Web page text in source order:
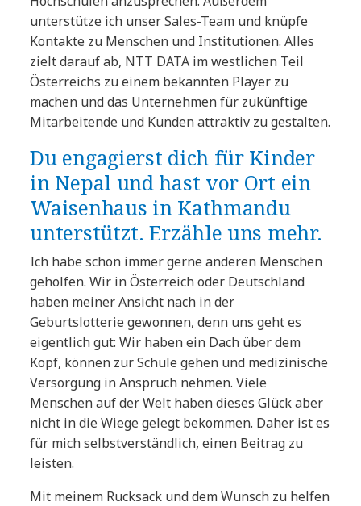
unterstütze ich unser Sales-Team und knüpfe
Kontakte zu Menschen und Institutionen. Alles
zielt darauf ab, NTT DATA im westlichen Teil
Österreichs zu einem bekannten Player zu
machen und das Unternehmen für zukünftige
Mitarbeitende und Kunden attraktiv zu gestalten.
Du engagierst dich für Kinder
in Nepal und hast vor Ort ein
Waisenhaus in Kathmandu
unterstützt. Erzähle uns mehr.
Ich habe schon immer gerne anderen Menschen
geholfen. Wir in Österreich oder Deutschland
haben meiner Ansicht nach in der
Geburtslotterie gewonnen, denn uns geht es
eigentlich gut: Wir haben ein Dach über dem
Kopf, können zur Schule gehen und medizinische
Versorgung in Anspruch nehmen. Viele
Menschen auf der Welt haben dieses Glück aber
nicht in die Wiege gelegt bekommen. Daher ist es
für mich selbstverständlich, einen Beitrag zu
leisten.
Mit meinem Rucksack und dem Wunsch zu helfen